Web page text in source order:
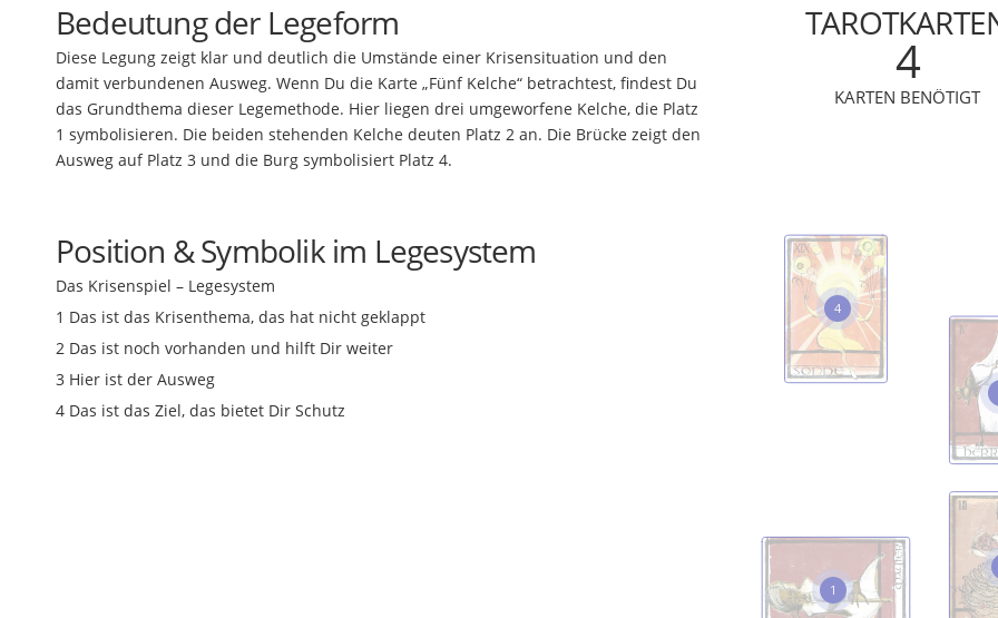
Bedeutung der Legeform
Diese Legung zeigt klar und deutlich die Umstände einer Krisensituation und den
damit verbundenen Ausweg. Wenn Du die Karte „Fünf Kelche“ betrachtest, findest Du
das Grundthema dieser Legemethode. Hier liegen drei umgeworfene Kelche, die Platz
1 symbolisieren. Die beiden stehenden Kelche deuten Platz 2 an. Die Brücke zeigt den
Ausweg auf Platz 3 und die Burg symbolisiert Platz 4.
4
KARTEN BENÖTIGT
Position &Symbolik im Legesystem
Das Krisenspiel – Legesystem
1 Das ist das Krisenthema, das hat nicht geklappt
2 Das ist noch vorhanden und hilft Dir weiter
3 Hier ist der Ausweg
4 Das ist das Ziel, das bietet Dir Schutz
1
4